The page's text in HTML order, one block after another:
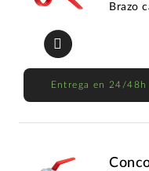
Brazo
Entrega en 24/48h